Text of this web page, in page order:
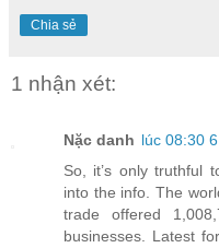
Chia sẻ
1 nhận xét:
Nặc danh lúc 08:30
So, it’s only truthful
into the info. The
trade offered
businesses. Latest